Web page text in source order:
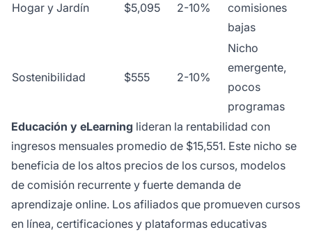
Hogar y Jardín $5,095 2-10%
comisiones
bajas
Sostenibilidad $555 2-10%
Nicho
emergente,
pocos
programas
Educación y eLearning lideran la rentabilidad con
ingresos mensuales promedio de $15,551. Este nicho se
beneficia de los altos precios de los cursos, modelos
de comisión recurrente y fuerte demanda de
aprendizaje online. Los afiliados que promueven cursos
en línea, certificaciones y plataformas educativas